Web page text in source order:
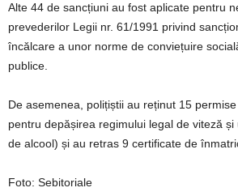
Alte 44 de sancțiuni au fost aplicate pentru
prevederilor Legii nr. 61/1991 privind
încălcare a unor norme de conviețuire
publice.
De asemenea, polițiștii au reținut 15
pentru depășirea regimului legal de viteză
de alcool) și au retras 9 certificate de
Foto: Sebitoriale